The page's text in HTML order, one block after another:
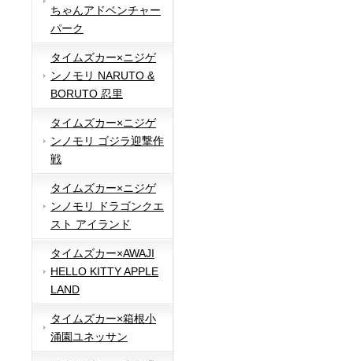
ちゃんアドベンチャー
パーク
タイムズカー×ニジゲ
ンノモリ NARUTO &
BORUTO 忍里
タイムズカー×ニジゲ
ンノモリ ゴジラ迎撃作
戦
タイムズカー×ニジゲ
ンノモリ ドラゴンクエ
スト アイランド
タイムズカー×AWAJI
HELLO KITTY APPLE
LAND
タイムズカー×箱根小
涌園ユネッサン